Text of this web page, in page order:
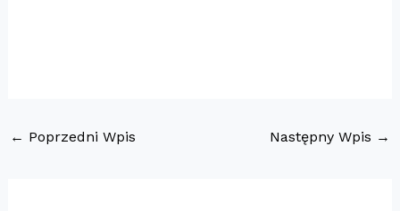
← Poprzedni Wpis Następny Wpis →